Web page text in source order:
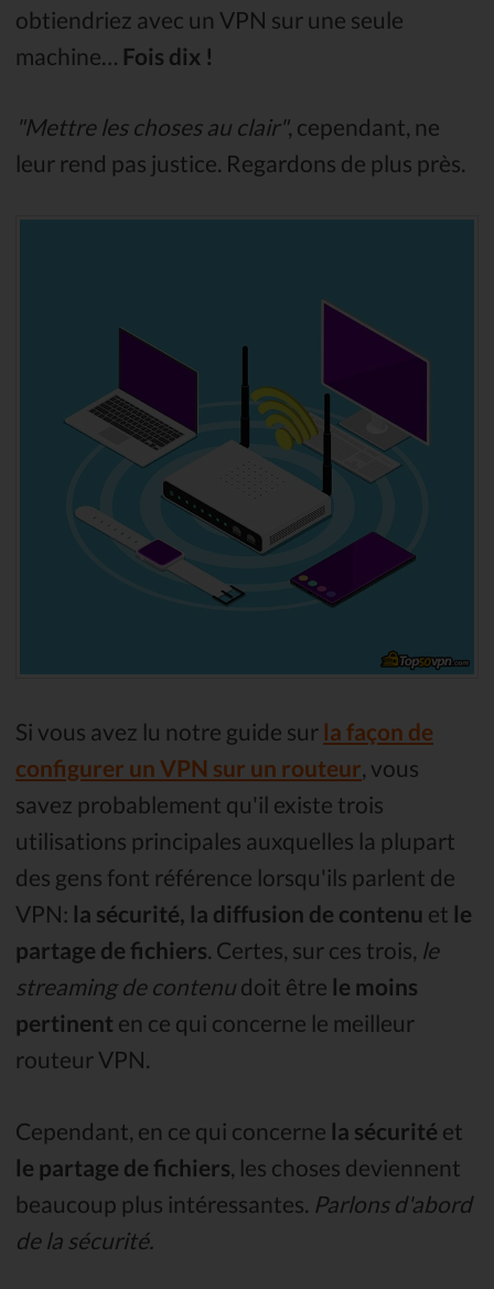
obtiendriez avec un VPN sur une seule
machine… Fois dix !
"Mettre les choses au clair", cependant, ne
leur rend pas justice. Regardons de plus près.
Si vous avez lu notre guide sur la façon de
configurer un VPN sur un routeur, vous
savez probablement qu'il existe trois
utilisations principales auxquelles la plupart
des gens font référence lorsqu'ils parlent de
VPN: la sécurité, la diffusion de contenu et le
partage de fichiers. Certes, sur ces trois, le
streaming de contenu doit être le moins
pertinent en ce qui concerne le meilleur
routeur VPN.
Cependant, en ce qui concerne la sécurité et
le partage de fichiers , les choses deviennent
beaucoup plus intéressantes. Parlons d'abord
de la sécurité.